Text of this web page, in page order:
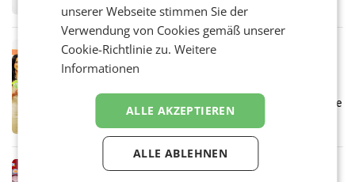
Frühjahr dank Kostensenkungen operativ
wieder Gewinn gemacht und die
Markterwartung deutlich übertroffen.
RETAIL
Eine Bühne für Zirkularität: ARA und
Über den gesamten August hinweg rücken die
Altstoff Recycling Austria AG (ARA) und der
Handelskonzern Müller die Initiative
„Kreislauf-Helden“ in allen österreichischen
Müller-Filialen
unserer Webseite stimmen Sie der
Verwendung von Cookies gemäß unserer
Cookie-Richtlinie zu.Weitere
Informationen
ALLE AKZEPTIEREN
ALLE ABLEHNEN